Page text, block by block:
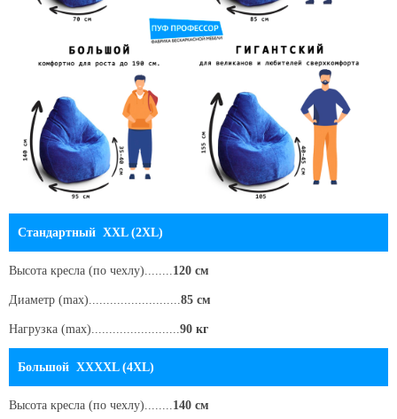
Стандартный XXL (2XL)
Высота кресла (по чехлу) 120 см
Диаметр (max).......................... 85 см
Нагрузка (max)......................... 90 кг
Большой XXXXL (4XL)
Высота кресла (по чехлу) 140 см